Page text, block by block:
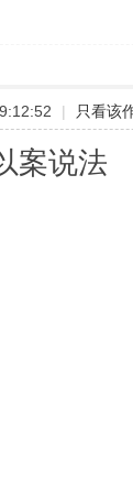
| 只看该
案说法